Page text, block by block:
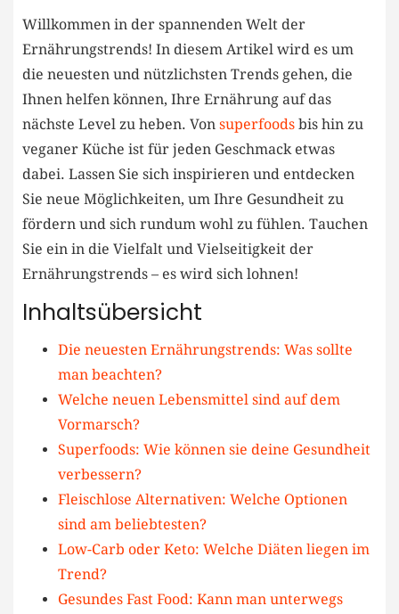
Willkommen in der spannenden Welt ‌der
Ernährungstrends! In diesem‌ Artikel wird es um
die neuesten und​ nützlichsten​ Trends gehen, die
⁣Ihnen helfen können, ⁣Ihre Ernährung auf⁤ das
nächste Level zu heben. Von superfoods bis hin zu​
veganer Küche ist ⁤für jeden Geschmack ​etwas
dabei. Lassen Sie sich ‍inspirieren und​ entdecken
Sie neue ⁤Möglichkeiten, um Ihre Gesundheit zu
fördern und ‌sich rundum wohl zu fühlen. Tauchen
Sie ein in die Vielfalt und ⁢Vielseitigkeit ‍der‍
Ernährungstrends – es wird sich lohnen!
Inhaltsübersicht
Die⁢ neuesten⁤ Ernährungstrends: Was ‌sollte
man beachten?
Welche neuen Lebensmittel sind auf dem⁣
Vormarsch?
Superfoods: ⁢Wie können sie deine Gesundheit
verbessern?
Fleischlose Alternativen: Welche Optionen‌
sind am beliebtesten?
Low-Carb oder Keto: Welche Diäten ⁣liegen im
Trend?
Gesundes Fast Food:⁣ Kann ⁤man ⁢unterwegs